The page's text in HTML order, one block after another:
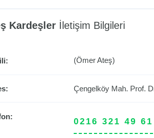
Kardeşler İletişim Bilgileri
(Ömer Ateş)
Çengelköy Mah. Prof.
0216 321 49 61